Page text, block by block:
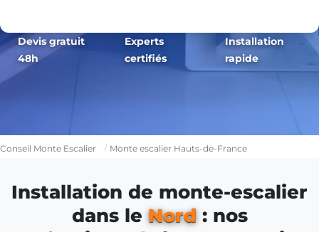
Devis gratuit
48h
Experts
certifiés
Installation
rapide
Conseil Monte Escalier Monte escalier Hauts-de-France
Installation de monte-escalier
dans leNord: nos